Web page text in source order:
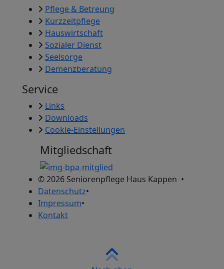
Pflege & Betreung
Kurzzeitpflege
Hauswirtschaft
Sozialer Dienst
Seelsorge
Demenzberatung
Service
Links
Downloads
Cookie-Einstellungen
Mitgliedschaft
© 2026 Seniorenpflege Haus Kappen •
Datenschutz•
Impressum•
Kontakt